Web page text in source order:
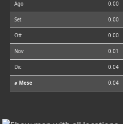
Ago 0.00
Set 0.00
Ott 0.00
Nov 0.01
Dic 0.04
⌀ Mese 0.04